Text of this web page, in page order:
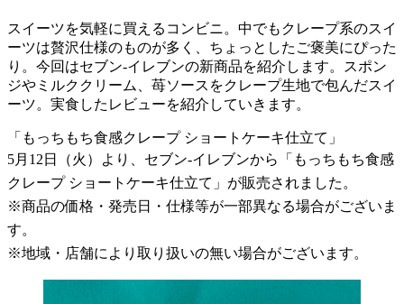
スイーツを気軽に買えるコンビニ。中でもクレープ系のスイ
ーツは贅沢仕様のものが多く、ちょっとしたご褒美にぴった
り。今回はセブン-イレブンの新商品を紹介します。スポン
ジやミルククリーム、苺ソースをクレープ生地で包んだスイ
ーツ。実食したレビューを紹介していきます。
「もっちもち食感クレープ ショートケーキ仕立て」
5月12日（火）より、セブン-イレブンから「もっちもち食感
クレープ ショートケーキ仕立て」が販売されました。
※商品の価格・発売日・仕様等が一部異なる場合がございま
す。
※地域・店舗により取り扱いの無い場合がございます。